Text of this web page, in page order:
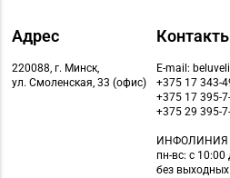
Адрес
220088, г. Минск,
ул. Смоленская, 33 (офис)
E-mail:
+375 17 343-
+375 17 395-
+375 29 395-
ИНФОЛИНИЯ
пн-вс: с 10:00
без выходных